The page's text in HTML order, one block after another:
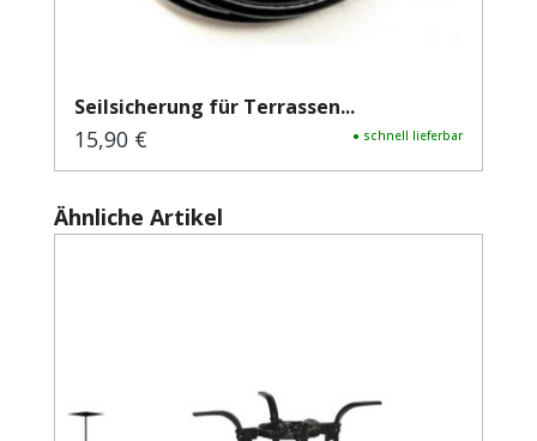
Seilsicherung für Terrassen...
Regulärer Preis:
15,90 € ● schnell lieferbar
Produktgalerie überspringen
Ähnliche Artikel